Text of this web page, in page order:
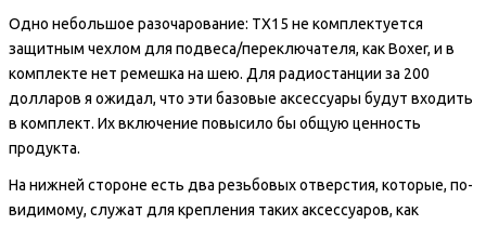
Одно небольшое разочарование: TX15 не комплектуется
защитным чехлом для подвеса/переключателя, как Boxer, и в
комплекте нет ремешка на шею. Для радиостанции за 200
долларов я ожидал, что эти базовые аксессуары будут входить
в комплект. Их включение повысило бы общую ценность
продукта.
На нижней стороне есть два резьбовых отверстия, которые, по-
видимому, служат для крепления таких аксессуаров, как